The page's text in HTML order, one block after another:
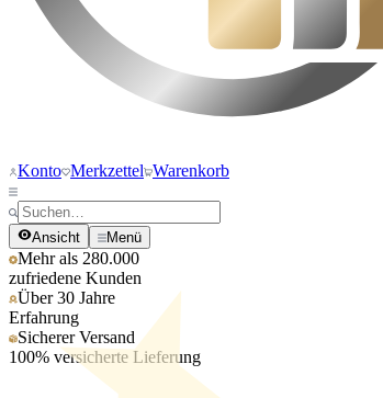
Konto Merkzettel Warenkorb
Ansicht Menü
Mehr als 280.000
zufriedene Kunden
Über 30 Jahre
Erfahrung
Sicherer Versand
100% versicherte Lieferung